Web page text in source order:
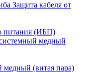
Защита кабеля от
питания (ИБП)
медный